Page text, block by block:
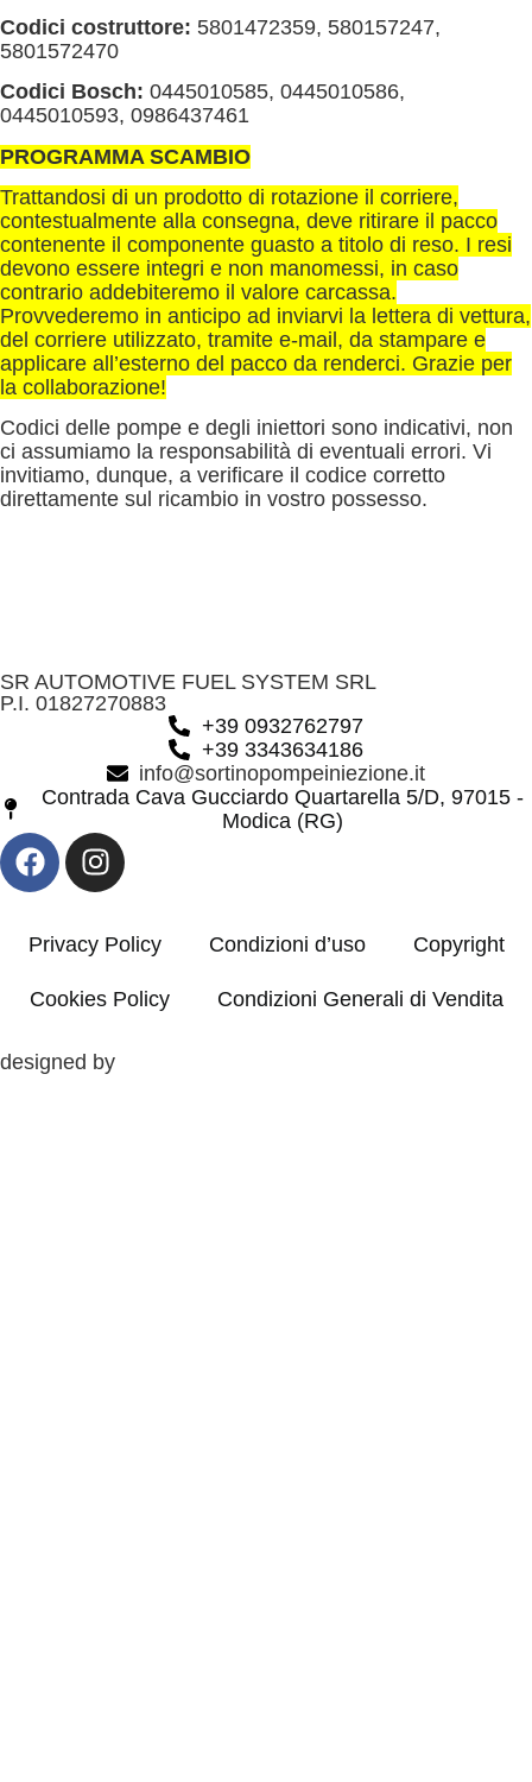
Codici costruttore: 5801472359, 580157247,
5801572470
Codici Bosch: 0445010585, 0445010586,
0445010593, 0986437461
PROGRAMMA SCAMBIO
Trattandosi di un prodotto di rotazione il corriere,
contestualmente alla consegna, deve ritirare il pacco
contenente il componente guasto a titolo di reso. I resi
devono essere integri e non manomessi, in caso
contrario addebiteremo il valore carcassa.
Provvederemo in anticipo ad inviarvi la lettera di vettura,
del corriere utilizzato, tramite e-mail, da stampare e
applicare all’esterno del pacco da renderci. Grazie per
la collaborazione!
Codici delle pompe e degli iniettori sono indicativi, non
ci assumiamo la responsabilità di eventuali errori. Vi
invitiamo, dunque, a verificare il codice corretto
direttamente sul ricambio in vostro possesso.
SR AUTOMOTIVE FUEL SYSTEM SRL
P.I. 01827270883
+39 0932762797
+39 3343634186
info@sortinopompeiniezione.it
Contrada Cava Gucciardo Quartarella 5/D, 97015 -
Modica (RG)
Privacy Policy Condizioni d’uso Copyright
Cookies Policy Condizioni Generali di Vendita
designed by